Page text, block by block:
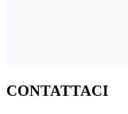
CONTATTACI